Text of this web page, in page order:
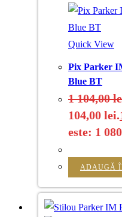
Quick View
Pix Parker
Blue BT
1 104,00
104,00 lei.
este: 1
ADAUGĂ